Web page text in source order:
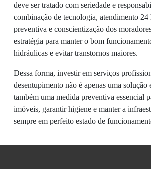
deve ser tratado com seriedade e
combinação de tecnologia, atendimento 24
preventiva e conscientização dos
estratégia para manter o bom
hidráulicas e evitar transtornos maiores.
Dessa forma, investir em serviços
desentupimento não é apenas uma solução
também uma medida preventiva essencial
imóveis, garantir higiene e manter a
sempre em perfeito estado de